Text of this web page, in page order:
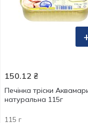
150.12 ₴
Печінка тріски
натуральна 115г
115 г